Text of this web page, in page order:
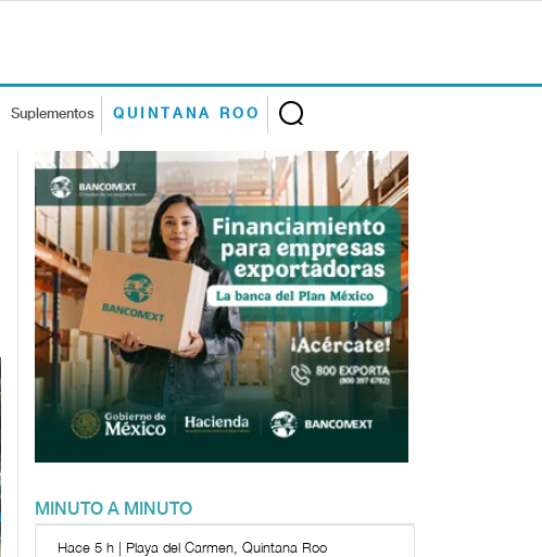
Suplementos QUINTANA ROO
MINUTO A MINUTO
Hace 5 h | Playa del Carmen, Quintana Roo